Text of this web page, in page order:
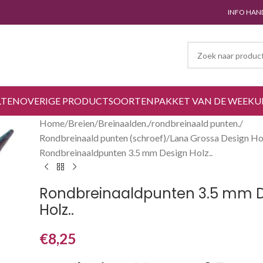
INFO
OVERIGE PRODUCTSOORTENPAKKET VAN DE WEEK
Home Breien Breinaalden. rondbreinaald punten.
Rondbreinaald punten (schroef) Lana Grossa Design
Rondbreinaaldpunten 3.5 mm Design Holz..
Rondbreinaaldpunten 3.5 mm
Holz..
€8,25